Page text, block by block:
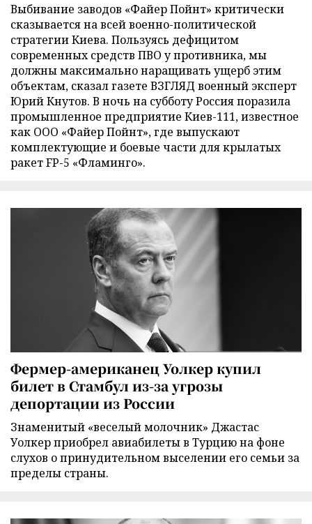
Выбивание заводов «Файер Пойнт» критически
сказывается на всей военно-политической
стратегии Киева. Пользуясь дефицитом
современных средств ПВО у противника, мы
должны максимально наращивать ущерб этим
объектам, сказал газете ВЗГЛЯД военный эксперт
Юрий Кнутов. В ночь на субботу Россия поразила
промышленное предприятие Киев-111, известное
как ООО «Файер Пойнт», где выпускают
комплектующие и боевые части для крылатых
ракет FP-5 «Фламинго».
Фермер-американец Уолкер купил
билет в Стамбул из-за угрозы
депортации из России
Знаменитый «веселый молочник» Джастас
Уолкер приобрел авиабилеты в Турцию на фоне
слухов о принудительном выселении его семьи за
пределы страны.